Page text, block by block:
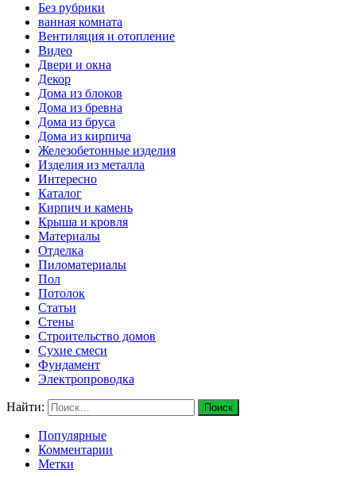
Без рубрики
ванная комната
Вентиляция и отопление
Видео
Двери и окна
Декор
Дома из блоков
Дома из бревна
Дома из бруса
Дома из кирпича
Железобетонные изделия
Изделия из металла
Интересно
Каталог
Кирпич и камень
Крыша и кровля
Материалы
Отделка
Пиломатериалы
Пол
Потолок
Статьи
Стены
Строительство домов
Сухие смеси
Фундамент
Электропроводка
Найти:
Популярные
Комментарии
Метки